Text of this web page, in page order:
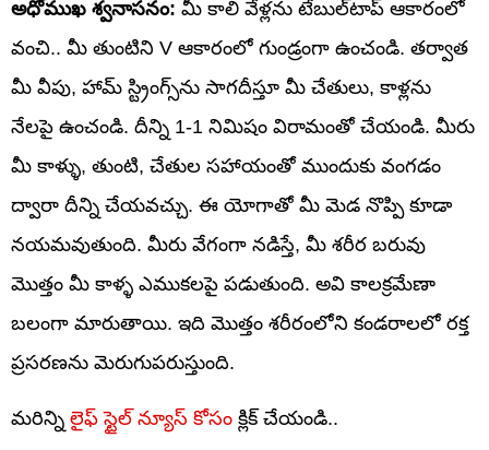
అధోముఖ శ్వనాసనం: మీ కాలి వేళ్లను టేబుల్‌టాప్ ఆకారంలో
వంచి.. మీ తుంటిని V ఆకారంలో గుండ్రంగా ఉంచండి. తర్వాత
మీ వీపు, హామ్ స్ట్రింగ్స్‌ను సాగదీస్తూ మీ చేతులు, కాళ్లను
నేలపై ఉంచండి. దీన్ని 1-1 నిమిషం విరామంతో చేయండి. మీరు
మీ కాళ్ళు, తుంటి, చేతుల సహాయంతో ముందుకు వంగడం
ద్వారా దీన్ని చేయవచ్చు. ఈ యోగాతో మీ మెడ నొప్పి కూడా
నయమవుతుంది. మీరు వేగంగా నడిస్తే, మీ శరీర బరువు
మొత్తం మీ కాళ్ళ ఎముకలపై పడుతుంది. అవి కాలక్రమేణా
బలంగా మారుతాయి. ఇది మొత్తం శరీరంలోని కండరాలలో రక్త
ప్రసరణను మెరుగుపరుస్తుంది.
మరిన్ని లైఫ్ స్టైల్ న్యూస్ కోసం క్లిక్ చేయండి..